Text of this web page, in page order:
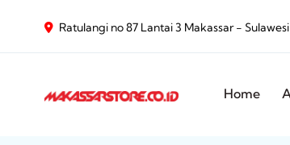
Ratulangi no 87 Lantai 3 Makassar -
Home